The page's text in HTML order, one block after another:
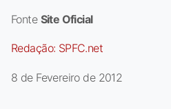
Fonte Site Oficial
Redação: SPFC.net
8 de Fevereiro de 2012